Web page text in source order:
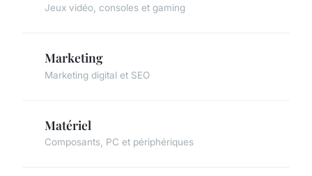
Jeux vidéo, consoles et gaming
Marketing
Marketing digital et SEO
Matériel
Composants, PC et périphériques